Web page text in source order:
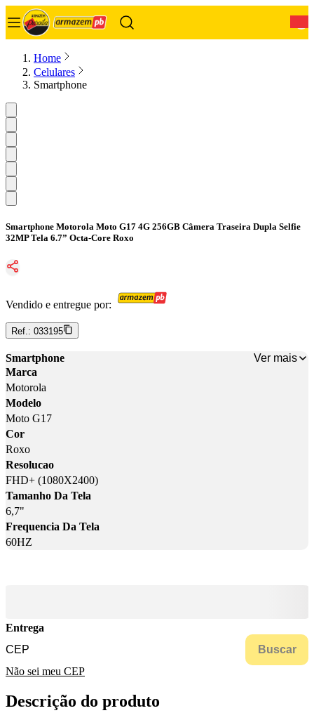
Home
Celulares
Smartphone
Smartphone Motorola Moto G17 4G 256GB Câmera Traseira Dupla Selfie
32MP Tela 6.7” Octa-Core Roxo
Vendido e entregue por:
Ref.: 033195
Smartphone
Ver mais
Marca
Motorola
Modelo
Moto G17
Cor
Roxo
Resolucao
FHD+ (1080X2400)
Tamanho Da Tela
6,7"
Frequencia Da Tela
60HZ
Entrega
Buscar
Não sei meu CEP
Descrição do produto